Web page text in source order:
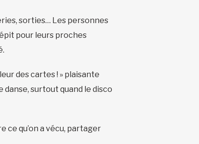
sorties… Les personnes
pour leurs proches
des cartes ! » plaisante
danse, surtout quand le disco
ce qu’on a vécu, partager